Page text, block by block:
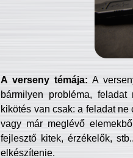
A verseny témája: A
bármilyen probléma, feladat
kikötés van csak: a feladat
vagy már meglévő
fejlesztő kitek, érzékelők,
elkészítenie.